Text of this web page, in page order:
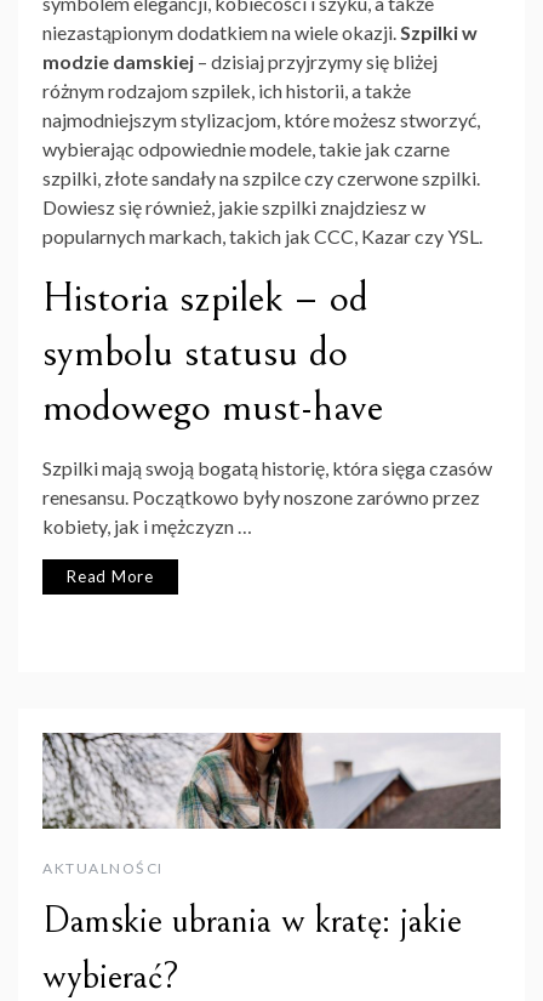
niezastąpionym dodatkiem na wiele okazji.Szpilki w
modzie damskiej – dzisiaj przyjrzymy się bliżej
różnym rodzajom szpilek, ich historii, a także
najmodniejszym stylizacjom, które możesz stworzyć,
wybierając odpowiednie modele, takie jak czarne
szpilki, złote sandały na szpilce czy czerwone szpilki.
Dowiesz się również, jakie szpilki znajdziesz w
popularnych markach, takich jak CCC, Kazar czy YSL.
Historia szpilek – od
symbolu statusu do
modowego must-have
Szpilki mają swoją bogatą historię, która sięga czasów
renesansu. Początkowo były noszone zarówno przez
kobiety, jak i mężczyzn …
Read More
AKTUALNOŚCI
Damskie ubrania w kratę: jakie
wybierać?